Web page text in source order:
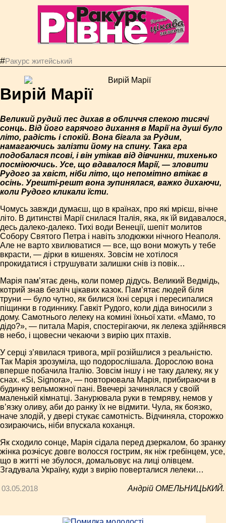
#Ракурс житейський
Вирій Марії
Великий рудий пес дихав в обличчя спекою тисячі
сонць. Від його гарячого дихання в Марії на душі було
літо, радість і спокій. Вона бігала за Рудим,
намагаючись залізти йому на спину. Така гра
подобалася псові, і він утікав від дівчинки, тихенько
посміюючись. Усе, що вдавалося Марії, — зловити
Рудого за хвіст, ніби літо, що непомітно втікає в
осінь. Урешті-решт вона зупинялася, важко дихаючи,
коли Рудого кликали їсти.
Чомусь завжди думаєш, що в країнах, про які мрієш, вічне
літо. В дитинстві Марії снилася Італія, яка, як їй видавалося,
десь далеко-далеко. Тихі води Венеції, шепіт молитов
Собору Святого Петра і навіть злодюжки нічного Неаполя.
Але не варто хвилюватися — все, що вони можуть у тебе
вкрасти, — дірки в кишенях. Зовсім не хотілося
прокидатися і струшувати залишки снів із повік…
Марія пам’ятає день, коли помер дідусь. Великий Ведмідь,
котрий знав безліч цікавих казок. Пам’ятає людей біля
труни — було чутно, як билися їхні серця і пересипалися
піщинки в годиннику. Гавкіт Рудого, коли діда виносили з
дому. Самотнього лелеку на комині їхньої хати. «Мамо, то
дідо?», — питала Марія, спостерігаючи, як лелека здійнявся
в небо, і щовесни чекаючи з вирію цих птахів.
У серці з’явилася тривога, мрії розійшлися з реальністю.
Так Марія зрозуміла, що подорослішала. Дорослою вона
вперше побачила Італію. Зовсім іншу і не таку далеку, як у
снах. «Si, Signora», — повторювала Марія, прибираючи в
будинку вельможної пані. Ввечері зачинялася у своїй
маленькій кімнатці. Занурювала руки в темряву, немов у
в’язку оливу, аби до ранку їх не відмити. Чула, як боязко,
наче злодій, у двері стукає самотність. Відчиняла, сторожко
озираючись, ніби впускала коханця.
Як сходило сонце, Марія сідала перед дзеркалом, бо зранку
жінка розчісує довге волосся гострим, як ніж гребінцем, усе,
що в житті не збулося, домальовує на лиці олівцем.
Згадувала Україну, куди з вирію поверталися лелеки…
03.05.2018 Андрій ОМЕЛЬНИЦЬКИЙ.